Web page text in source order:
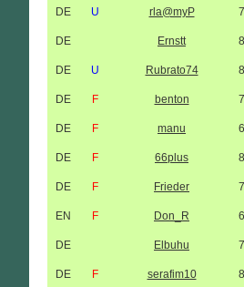
DE U rla@myP
DE Ernstt
DE U Rubrato74
DE F benton
DE F manu
DE F 66plus
DE F Frieder
EN F Don_R
DE Elbuhu
DE F serafim10